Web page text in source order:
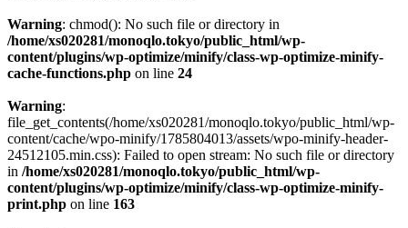
Warning: chmod(): No such file or directory in
/home/xs020281/monoqlo.tokyo/public_html/wp-
content/plugins/wp-optimize/minify/class-wp-optimize-minify-
cache-functions.php on line 24
Warning:
file_get_contents(/home/xs020281/monoqlo.tokyo/public_html/wp-
content/cache/wpo-minify/1785804013/assets/wpo-minify-header-
24512105.min.css): Failed to open stream: No such file or directory
in /home/xs020281/monoqlo.tokyo/public_html/wp-
content/plugins/wp-optimize/minify/class-wp-optimize-minify-
print.php on line 163